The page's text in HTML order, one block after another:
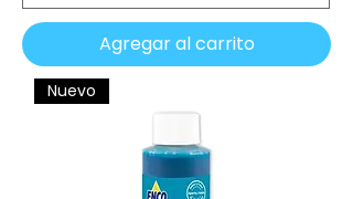
Agregar al carrito
Nuevo